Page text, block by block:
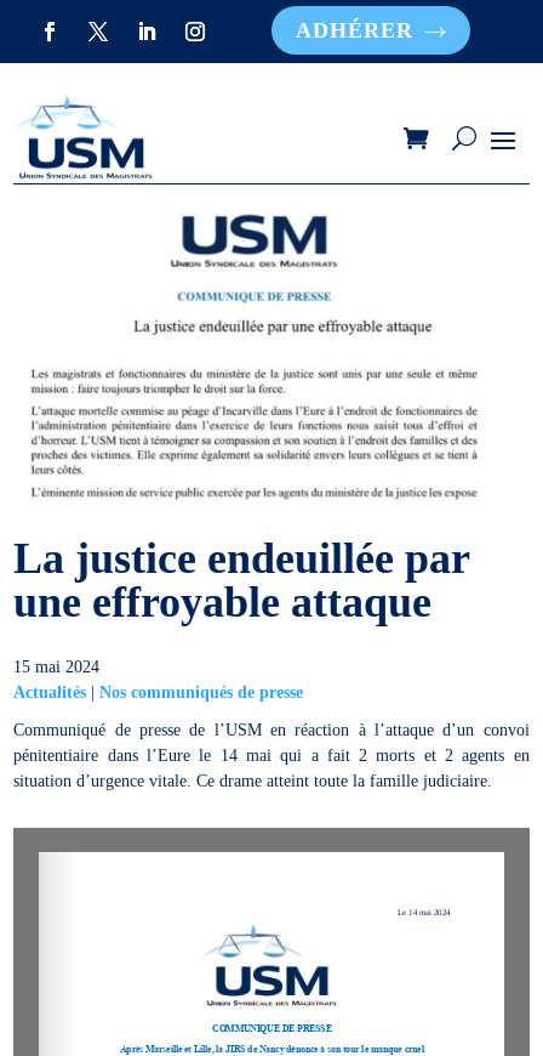
ADHÉRER
La justice endeuillée par
une effroyable attaque
15 mai 2024
Actualités |Nos communiqués de presse
Communiqué de presse de l’USM en réaction à l’attaque d’un convoi
pénitentiaire dans l’Eure le 14 mai qui a fait 2 morts et 2 agents en
situation d’urgence vitale. Ce drame atteint toute la famille judiciaire.